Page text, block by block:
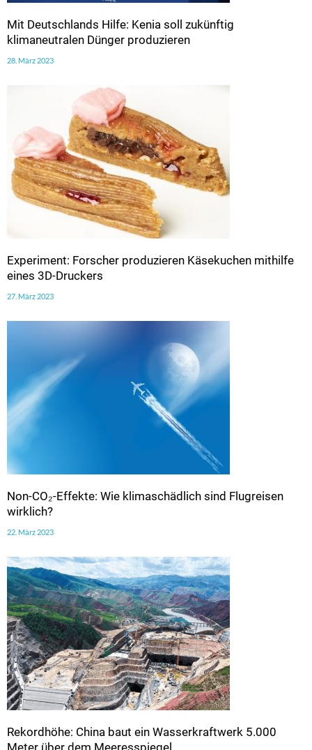
Mit Deutschlands Hilfe: Kenia soll zukünftig
klimaneutralen Dünger produzieren
28. März 2023
Experiment: Forscher produzieren Käsekuchen mithilfe
eines 3D-Druckers
27. März 2023
Non-CO₂-Effekte: Wie klimaschädlich sind Flugreisen
wirklich?
22. März 2023
Rekordhöhe: China baut ein Wasserkraftwerk 5.000